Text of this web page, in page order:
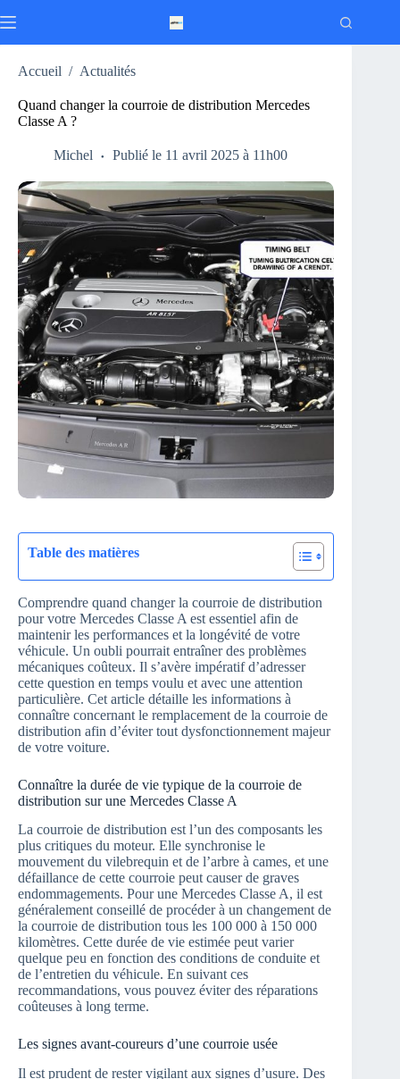
au
Accueil / Actualités
Quand changer la courroie de distribution Mercedes
Classe A ?
Michel Publié le 11 avril 2025 à 11h00
Table des matières
Comprendre quand changer la courroie de distribution
pour votre Mercedes Classe A est essentiel afin de
maintenir les performances et la longévité de votre
véhicule. Un oubli pourrait entraîner des problèmes
mécaniques coûteux. Il s’avère impératif d’adresser
cette question en temps voulu et avec une attention
particulière. Cet article détaille les informations à
connaître concernant le remplacement de la courroie de
distribution afin d’éviter tout dysfonctionnement majeur
de votre voiture.
Connaître la durée de vie typique de la courroie de
distribution sur une Mercedes Classe A
La courroie de distribution est l’un des composants les
plus critiques du moteur. Elle synchronise le
mouvement du vilebrequin et de l’arbre à cames, et une
défaillance de cette courroie peut causer de graves
endommagements. Pour une Mercedes Classe A, il est
généralement conseillé de procéder à un changement de
la courroie de distribution tous les 100 000 à 150 000
kilomètres. Cette durée de vie estimée peut varier
quelque peu en fonction des conditions de conduite et
de l’entretien du véhicule. En suivant ces
recommandations, vous pouvez éviter des réparations
coûteuses à long terme.
Les signes avant-coureurs d’une courroie usée
Il est prudent de rester vigilant aux signes d’usure. Des